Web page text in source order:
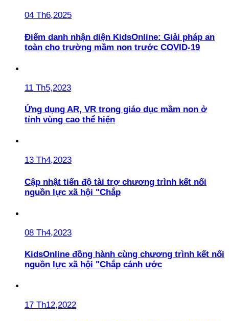
04 Th6,2025
Điểm danh nhận diện KidsOnline: Giải pháp an
toàn cho trường mầm non trước COVID-19
11 Th5,2023
Ứng dụng AR, VR trong giáo dục mầm non ở
tỉnh vùng cao thể hiện
13 Th4,2023
Cập nhật tiến độ tài trợ chương trình kết nối
nguồn lực xã hội "Chắp
08 Th4,2023
KidsOnline đồng hành cùng chương trình kết nối
nguồn lực xã hội "Chắp cánh ước
17 Th12,2022